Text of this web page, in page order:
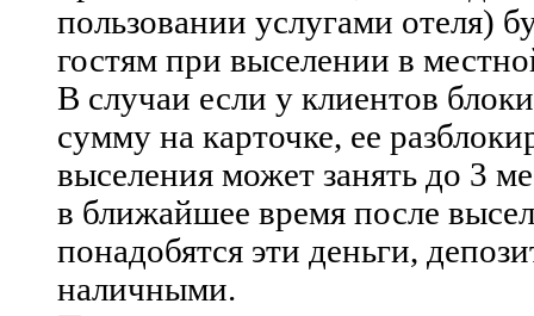
пользовании услугами отеля)
гостям при выселении в
В случаи если у клиентов
сумму на карточке, ее
выселения может занять до 3
в ближайшее время после
понадобятся эти деньги,
наличными.